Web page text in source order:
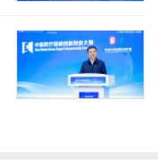
杭州汇健科技有限公司